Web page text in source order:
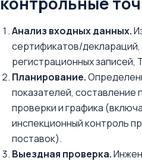
Анализ входных данных.
сертификатов/
регистрационных записей,
Планирование.
показателей, составление
проверки и графика
инспекционный контроль
поставок).
Выездная проверка.